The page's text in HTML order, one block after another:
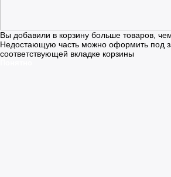
Вы добавили в корзину больше товаров,
Недостающую часть можно оформить под
соответствующей вкладке корзины